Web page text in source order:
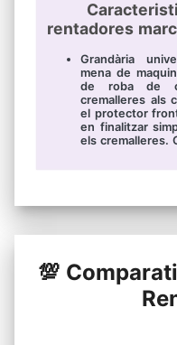
rentadores
Grandària
mena de
de roba de
cremalleres als
el protector
en finalitzar
els cremalleres.
💯